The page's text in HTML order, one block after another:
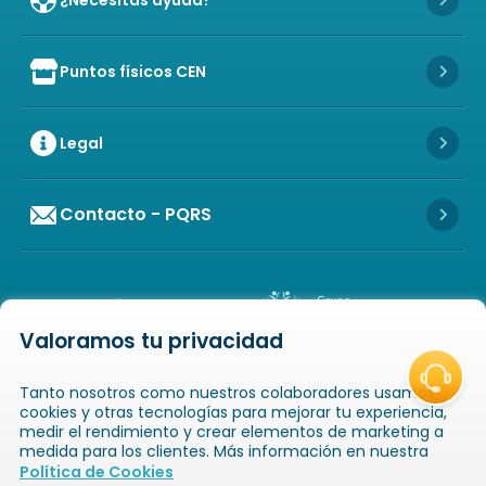
Icon
Icon of store
Puntos físicos CEN Icon
Legal Icon
Contacto - PQRS Icon
LOS DERECHOS RESERVADOS
NIT: 811025289-1 / CRA. 52 # 20-124, GUAYABAL,
MEDELLÍN, ANTIOQUIA
Inicio Icon of book-open Icon of
Valoramos tu privacidad
Tanto nosotros como nuestros colaboradores usamos
cookies y otras tecnologías para mejorar tu experiencia,
medir el rendimiento y crear elementos de marketing a
medida para los clientes. Más información en nuestra
Política de Cookies